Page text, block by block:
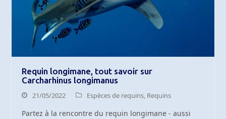
Requin longimane, tout savoir sur
Carcharhinus longimanus
21/05/2022 Espèces de requins, Requins
Partez à la rencontre du requin longimane - aussi